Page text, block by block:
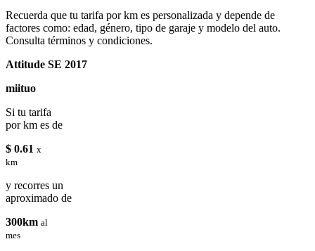
Recuerda que tu tarifa por km es personalizada y depende de
factores como: edad, género, tipo de garaje y modelo del auto.
Consulta términos y condiciones.
Attitude SE 2017
miituo
Si tu tarifa
por km es de
$ 0.61 x
km
y recorres un
aproximado de
300km al
mes